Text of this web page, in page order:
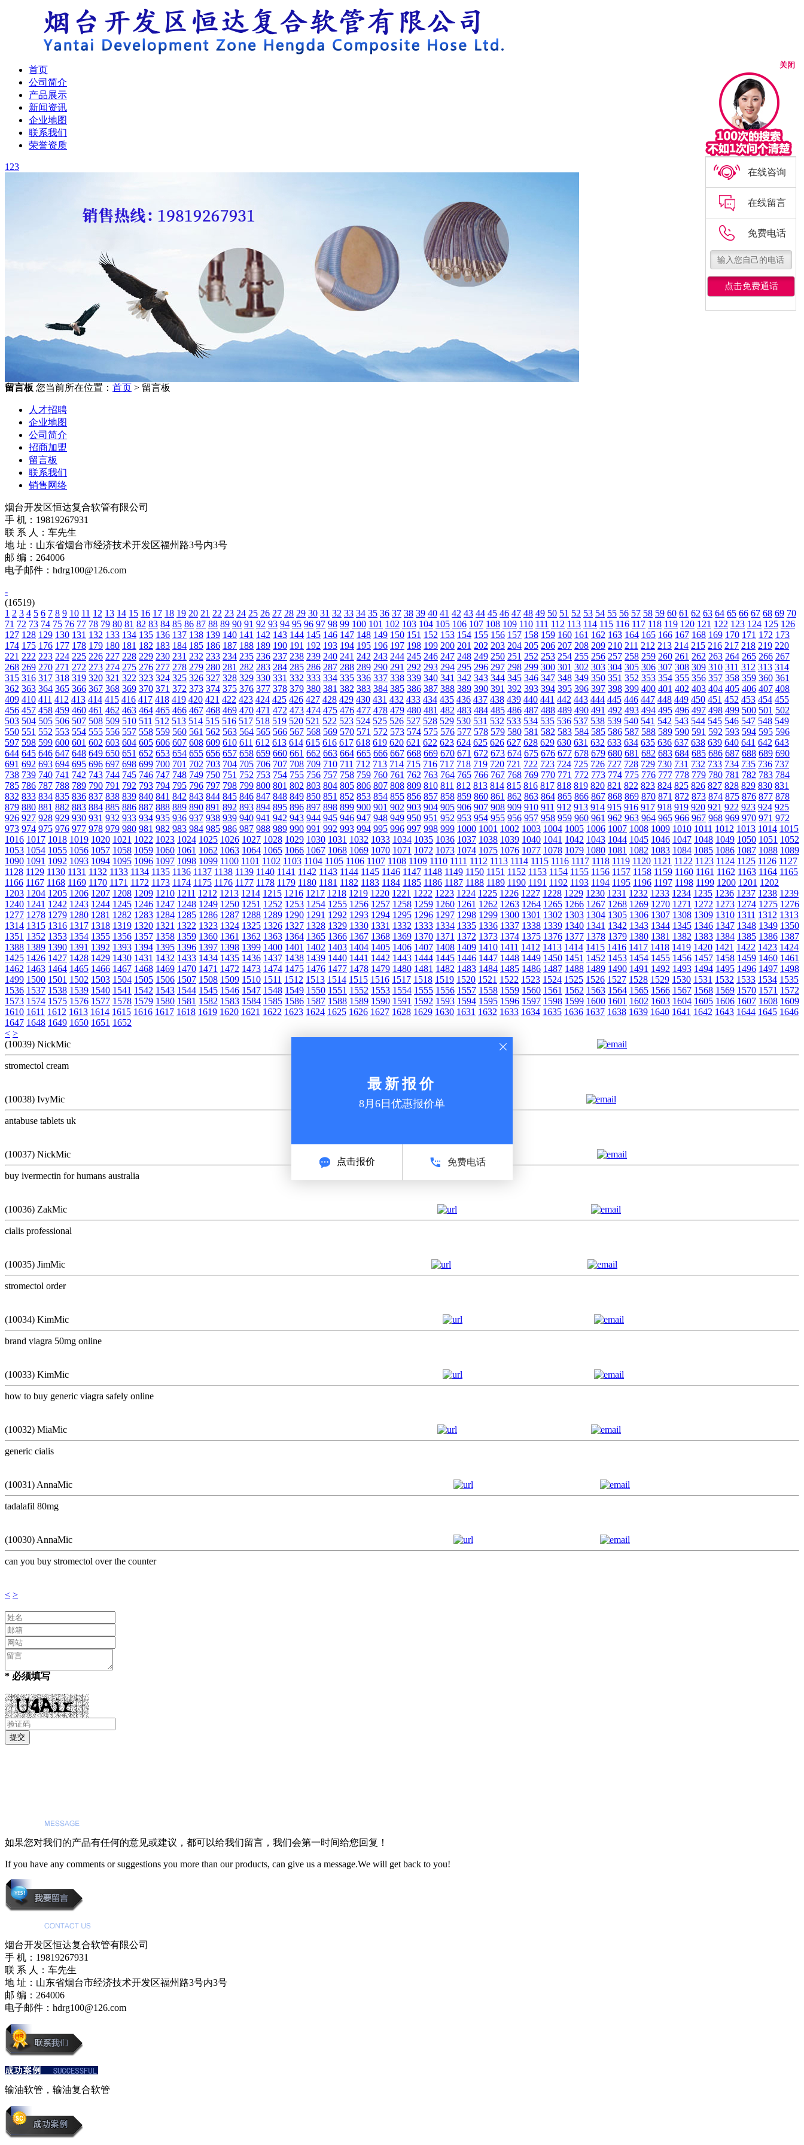
首页
公司简介
产品展示
新闻资讯
企业地图
联系我们
荣誉资质
1 23
留言板 您当前所在位置： 首页 > 留言板
人才招聘
企业地图
公司简介
招商加盟
留言板
联系我们
销售网络
烟台开发区恒达复合软管有限公司
手 机：19819267931
联 系 人：车先生
地 址：山东省烟台市经济技术开发区福州路3号内3号
邮 编：264006
电子邮件：hdrg100@126.com
-
(16519)
1 2 3 4 5 6 7 8 9 10 11 12 13 14 15 16 17 18 19 20 21 22 23 24 25 26 27 28 29 30 31 32 33 34 35 36 37 38 39 40 41 42 43 44 45 46 47 48 49 50 51 52 53 54 55 56 57 58 59 60 61 62 63 64 65 66 67 68 69 70
71 72 73 74 75 76 77 78 79 80 81 82 83 84 85 86 87 88 89 90 91 92 93 94 95 96 97 98 99 100 101 102 103 104 105 106 107 108 109 110 111 112 113 114 115 116 117 118 119 120 121 122 123 124 125 126
127 128 129 130 131 132 133 134 135 136 137 138 139 140 141 142 143 144 145 146 147 148 149 150 151 152 153 154 155 156 157 158 159 160 161 162 163 164 165 166 167 168 169 170 171 172 173
174 175 176 177 178 179 180 181 182 183 184 185 186 187 188 189 190 191 192 193 194 195 196 197 198 199 200 201 202 203 204 205 206 207 208 209 210 211 212 213 214 215 216 217 218 219 220
221 222 223 224 225 226 227 228 229 230 231 232 233 234 235 236 237 238 239 240 241 242 243 244 245 246 247 248 249 250 251 252 253 254 255 256 257 258 259 260 261 262 263 264 265 266 267
268 269 270 271 272 273 274 275 276 277 278 279 280 281 282 283 284 285 286 287 288 289 290 291 292 293 294 295 296 297 298 299 300 301 302 303 304 305 306 307 308 309 310 311 312 313 314
315 316 317 318 319 320 321 322 323 324 325 326 327 328 329 330 331 332 333 334 335 336 337 338 339 340 341 342 343 344 345 346 347 348 349 350 351 352 353 354 355 356 357 358 359 360 361
362 363 364 365 366 367 368 369 370 371 372 373 374 375 376 377 378 379 380 381 382 383 384 385 386 387 388 389 390 391 392 393 394 395 396 397 398 399 400 401 402 403 404 405 406 407 408
409 410 411 412 413 414 415 416 417 418 419 420 421 422 423 424 425 426 427 428 429 430 431 432 433 434 435 436 437 438 439 440 441 442 443 444 445 446 447 448 449 450 451 452 453 454 455
456 457 458 459 460 461 462 463 464 465 466 467 468 469 470 471 472 473 474 475 476 477 478 479 480 481 482 483 484 485 486 487 488 489 490 491 492 493 494 495 496 497 498 499 500 501 502
503 504 505 506 507 508 509 510 511 512 513 514 515 516 517 518 519 520 521 522 523 524 525 526 527 528 529 530 531 532 533 534 535 536 537 538 539 540 541 542 543 544 545 546 547 548 549
550 551 552 553 554 555 556 557 558 559 560 561 562 563 564 565 566 567 568 569 570 571 572 573 574 575 576 577 578 579 580 581 582 583 584 585 586 587 588 589 590 591 592 593 594 595 596
597 598 599 600 601 602 603 604 605 606 607 608 609 610 611 612 613 614 615 616 617 618 619 620 621 622 623 624 625 626 627 628 629 630 631 632 633 634 635 636 637 638 639 640 641 642 643
644 645 646 647 648 649 650 651 652 653 654 655 656 657 658 659 660 661 662 663 664 665 666 667 668 669 670 671 672 673 674 675 676 677 678 679 680 681 682 683 684 685 686 687 688 689 690
691 692 693 694 695 696 697 698 699 700 701 702 703 704 705 706 707 708 709 710 711 712 713 714 715 716 717 718 719 720 721 722 723 724 725 726 727 728 729 730 731 732 733 734 735 736 737
738 739 740 741 742 743 744 745 746 747 748 749 750 751 752 753 754 755 756 757 758 759 760 761 762 763 764 765 766 767 768 769 770 771 772 773 774 775 776 777 778 779 780 781 782 783 784
785 786 787 788 789 790 791 792 793 794 795 796 797 798 799 800 801 802 803 804 805 806 807 808 809 810 811 812 813 814 815 816 817 818 819 820 821 822 823 824 825 826 827 828 829 830 831
832 833 834 835 836 837 838 839 840 841 842 843 844 845 846 847 848 849 850 851 852 853 854 855 856 857 858 859 860 861 862 863 864 865 866 867 868 869 870 871 872 873 874 875 876 877 878
879 880 881 882 883 884 885 886 887 888 889 890 891 892 893 894 895 896 897 898 899 900 901 902 903 904 905 906 907 908 909 910 911 912 913 914 915 916 917 918 919 920 921 922 923 924 925
926 927 928 929 930 931 932 933 934 935 936 937 938 939 940 941 942 943 944 945 946 947 948 949 950 951 952 953 954 955 956 957 958 959 960 961 962 963 964 965 966 967 968 969 970 971 972
973 974 975 976 977 978 979 980 981 982 983 984 985 986 987 988 989 990 991 992 993 994 995 996 997 998 999 1000 1001 1002 1003 1004 1005 1006 1007 1008 1009 1010 1011 1012 1013 1014 1015
1016 1017 1018 1019 1020 1021 1022 1023 1024 1025 1026 1027 1028 1029 1030 1031 1032 1033 1034 1035 1036 1037 1038 1039 1040 1041 1042 1043 1044 1045 1046 1047 1048 1049 1050 1051 1052
1053 1054 1055 1056 1057 1058 1059 1060 1061 1062 1063 1064 1065 1066 1067 1068 1069 1070 1071 1072 1073 1074 1075 1076 1077 1078 1079 1080 1081 1082 1083 1084 1085 1086 1087 1088 1089
1090 1091 1092 1093 1094 1095 1096 1097 1098 1099 1100 1101 1102 1103 1104 1105 1106 1107 1108 1109 1110 1111 1112 1113 1114 1115 1116 1117 1118 1119 1120 1121 1122 1123 1124 1125 1126 1127
1128 1129 1130 1131 1132 1133 1134 1135 1136 1137 1138 1139 1140 1141 1142 1143 1144 1145 1146 1147 1148 1149 1150 1151 1152 1153 1154 1155 1156 1157 1158 1159 1160 1161 1162 1163 1164 1165
1166 1167 1168 1169 1170 1171 1172 1173 1174 1175 1176 1177 1178 1179 1180 1181 1182 1183 1184 1185 1186 1187 1188 1189 1190 1191 1192 1193 1194 1195 1196 1197 1198 1199 1200 1201 1202
1203 1204 1205 1206 1207 1208 1209 1210 1211 1212 1213 1214 1215 1216 1217 1218 1219 1220 1221 1222 1223 1224 1225 1226 1227 1228 1229 1230 1231 1232 1233 1234 1235 1236 1237 1238 1239
1240 1241 1242 1243 1244 1245 1246 1247 1248 1249 1250 1251 1252 1253 1254 1255 1256 1257 1258 1259 1260 1261 1262 1263 1264 1265 1266 1267 1268 1269 1270 1271 1272 1273 1274 1275 1276
1277 1278 1279 1280 1281 1282 1283 1284 1285 1286 1287 1288 1289 1290 1291 1292 1293 1294 1295 1296 1297 1298 1299 1300 1301 1302 1303 1304 1305 1306 1307 1308 1309 1310 1311 1312 1313
1314 1315 1316 1317 1318 1319 1320 1321 1322 1323 1324 1325 1326 1327 1328 1329 1330 1331 1332 1333 1334 1335 1336 1337 1338 1339 1340 1341 1342 1343 1344 1345 1346 1347 1348 1349 1350
1351 1352 1353 1354 1355 1356 1357 1358 1359 1360 1361 1362 1363 1364 1365 1366 1367 1368 1369 1370 1371 1372 1373 1374 1375 1376 1377 1378 1379 1380 1381 1382 1383 1384 1385 1386 1387
1388 1389 1390 1391 1392 1393 1394 1395 1396 1397 1398 1399 1400 1401 1402 1403 1404 1405 1406 1407 1408 1409 1410 1411 1412 1413 1414 1415 1416 1417 1418 1419 1420 1421 1422 1423 1424
1425 1426 1427 1428 1429 1430 1431 1432 1433 1434 1435 1436 1437 1438 1439 1440 1441 1442 1443 1444 1445 1446 1447 1448 1449 1450 1451 1452 1453 1454 1455 1456 1457 1458 1459 1460 1461
1462 1463 1464 1465 1466 1467 1468 1469 1470 1471 1472 1473 1474 1475 1476 1477 1478 1479 1480 1481 1482 1483 1484 1485 1486 1487 1488 1489 1490 1491 1492 1493 1494 1495 1496 1497 1498
1499 1500 1501 1502 1503 1504 1505 1506 1507 1508 1509 1510 1511 1512 1513 1514 1515 1516 1517 1518 1519 1520 1521 1522 1523 1524 1525 1526 1527 1528 1529 1530 1531 1532 1533 1534 1535
1536 1537 1538 1539 1540 1541 1542 1543 1544 1545 1546 1547 1548 1549 1550 1551 1552 1553 1554 1555 1556 1557 1558 1559 1560 1561 1562 1563 1564 1565 1566 1567 1568 1569 1570 1571 1572
1573 1574 1575 1576 1577 1578 1579 1580 1581 1582 1583 1584 1585 1586 1587 1588 1589 1590 1591 1592 1593 1594 1595 1596 1597 1598 1599 1600 1601 1602 1603 1604 1605 1606 1607 1608 1609
1610 1611 1612 1613 1614 1615 1616 1617 1618 1619 1620 1621 1622 1623 1624 1625 1626 1627 1628 1629 1630 1631 1632 1633 1634 1635 1636 1637 1638 1639 1640 1641 1642 1643 1644 1645 1646
1647 1648 1649 1650 1651 1652
< >
(10039) NickMic
stromectol cream
(10038) IvyMic
antabuse tablets uk
(10037) NickMic
buy ivermectin for humans australia
(10036) ZakMic
cialis professional
(10035) JimMic
stromectol order
(10034) KimMic
brand viagra 50mg online
(10033) KimMic
how to buy generic viagra safely online
(10032) MiaMic
generic cialis
(10031) AnnaMic
tadalafil 80mg
(10030) AnnaMic
can you buy stromectol over the counter
< >
* 必须填写
如果您对我们的产品有任何的意见或建议，都可以给我们留言，我们会第一时间给您回复！
If you have any comments or suggestions you more than our products, can give us a message.We will get back to you!
烟台开发区恒达复合软管有限公司
手 机：19819267931
联 系 人：车先生
地 址：山东省烟台市经济技术开发区福州路3号内3号
邮 编：264006
电子邮件：hdrg100@126.com
输油软管，输油复合软管